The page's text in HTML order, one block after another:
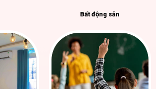
Bất động sản